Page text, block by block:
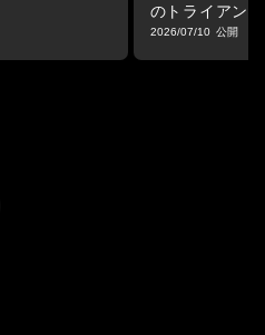
のトライアン
る視点
2026/07/10